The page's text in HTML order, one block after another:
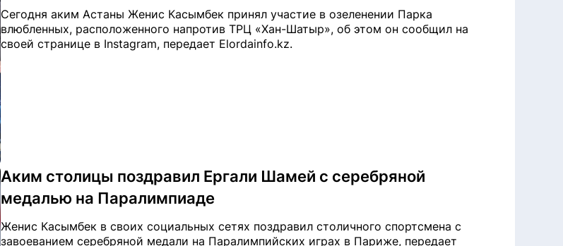
Сегодня аким Астаны Женис Касымбек принял участие в озеленении Парка
влюбленных, расположенного напротив ТРЦ «Хан-Шатыр», об этом он сообщил на
своей странице в Instagram, передает Elordainfo.kz.
Аким столицы поздравил Ергали Шамей с серебряной
медалью на Паралимпиаде
Женис Касымбек в своих социальных сетях поздравил столичного спортсмена с
завоеванием серебряной медали на Паралимпийских играх в Париже, передает